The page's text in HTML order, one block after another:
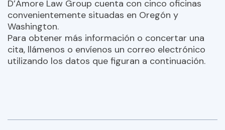
D’Amore Law Group cuenta con cinco oficinas
convenientemente situadas en Oregón y
Washington.
Para obtener más información o concertar una
cita, llámenos o envíenos un correo electrónico
utilizando los datos que figuran a continuación.